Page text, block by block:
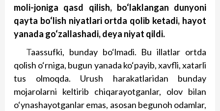
moli-joniga qasd qilish, bo‘laklangan dunyoni
qayta bo‘lish niyatlari ortda qolib ketadi, hayot
yanada go‘zallashadi, deya niyat qildi.
Taassufki, bunday bo‘l­ma­di. Bu illatlar ort­da
qolish o‘rniga, bugun yanada ko‘payib, xavfli, xatarli
tus olmoqda. Urush harakatlaridan bunday
mojarolarni keltirib chiqarayotganlar, olov bilan
o‘ynashayotganlar emas, asosan begunoh odamlar,